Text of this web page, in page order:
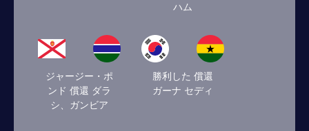
ハム
ジャージー・ポ
ンド 償還 ダラ
シ、ガンビア
勝利した 償還
ガーナ セディ